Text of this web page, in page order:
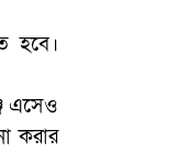
হবে।
এসেও
করার